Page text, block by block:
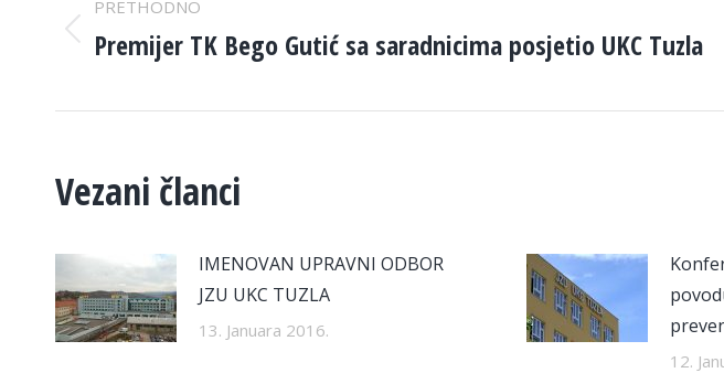
NAVIGATION
PRETHODNO
Previous
Premijer TK Bego Gutić sa saradnicima posjetio UKC Tuzla
Vezani članci
IMENOVAN UPRAVNI ODBOR
JZU UKC TUZLA
13. Januara 2016.
12.